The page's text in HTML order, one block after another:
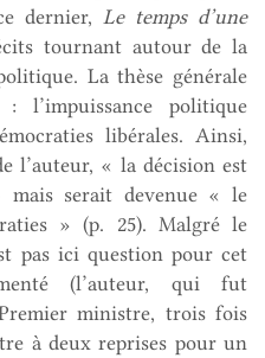
dernier, Le temps d’une
tournant autour de la
La thèse générale
politique
libérales. Ainsi,
l’auteur, « la décision est
mais serait devenue « le
» (p. 25). Malgré le
pas ici question pour cet
(l’auteur, qui fut
ministre, trois fois
à deux reprises pour un